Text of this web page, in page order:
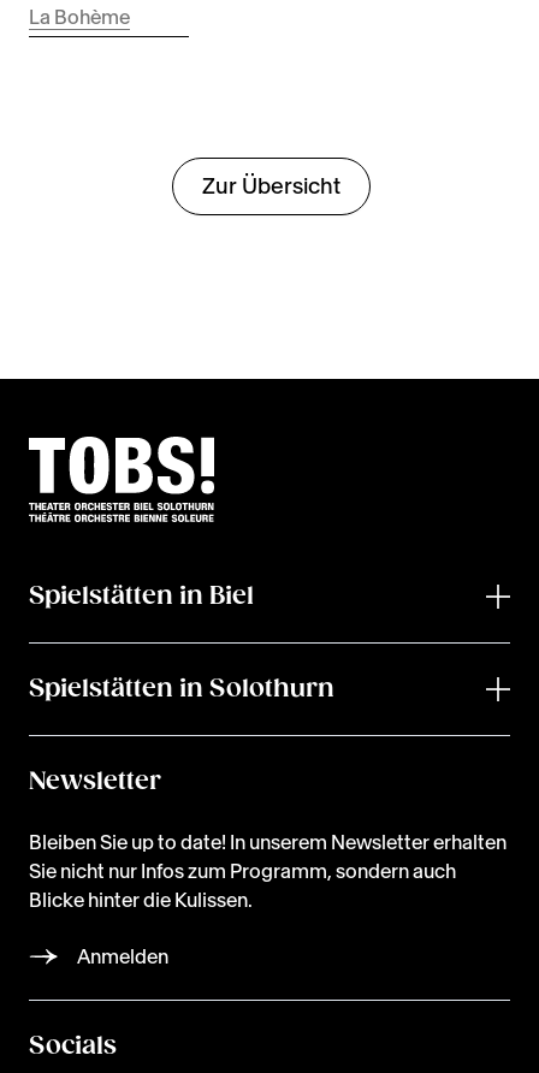
La Bohème
Zur Übersicht
Spielstätten in Biel
Spielstätten in Solothurn
Newsletter
Bleiben Sie up to date! In unserem Newsletter erhalten
Sie nicht nur Infos zum Programm, sondern auch
Blicke hinter die Kulissen.
Anmelden
Socials